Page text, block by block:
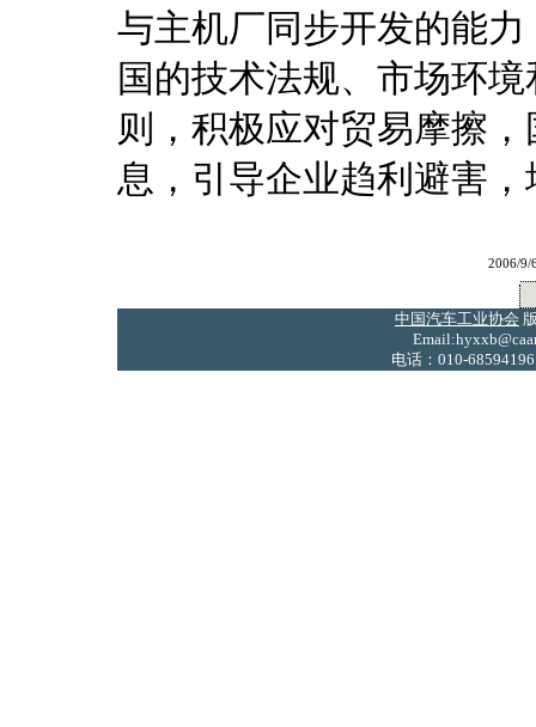
与主机厂同步开发的能
国的技术法规、市场环
则，积极应对贸易摩擦
息，引导企业趋利避害
2006/9/
中国汽车工业协会
电话：010-